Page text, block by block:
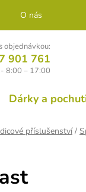
O nás
objednávkou:
901 761
8:00 – 17:00
Dárky a
příslušenství /